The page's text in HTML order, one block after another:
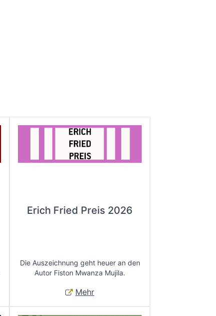
Erich Fried Preis 2026
Die Auszeichnung geht heuer an den
Autor Fiston Mwanza Mujila.
Mehr